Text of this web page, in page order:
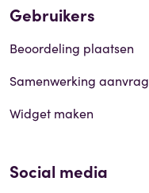
Gebruikers
Beoordeling plaatsen
Samenwerking
Widget maken
Social media